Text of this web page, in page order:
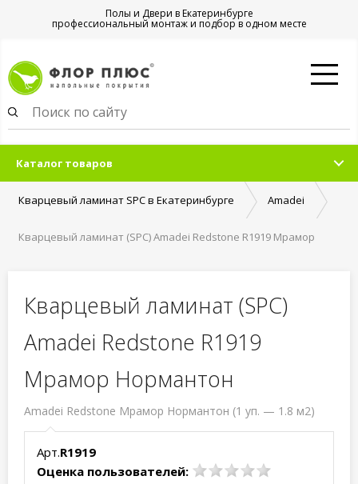
Полы и Двери в Екатеринбурге
профессиональный монтаж и подбор в одном месте
Каталог товаров
Кварцевый ламинат SPC в Екатеринбурге Amadei
Кварцевый ламинат (SPC) Amadei Redstone R1919 Мрамор
Кварцевый ламинат (SPC)
Amadei Redstone R1919
Мрамор Нормантон
Amadei Redstone Мрамор Нормантон (1 уп. — 1.8 м2)
Арт.R1919
Оценка пользователей: